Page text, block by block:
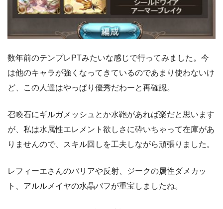
数年前のテンプレPTみたいな感じで行ってみました。今
は他のキャラが強くなってきているのであまり使わないけ
ど、この人達はやっぱり優秀だわーと再確認。
召喚石にギルガメッシュとか水鞄があれば楽だと思います
が、私は水属性エレメント欲しさに砕いちゃって在庫があ
りませんので、スキル回しを工夫しながら頑張りました。
レフィーエさんのバリアや反射、ジークの属性ダメカッ
ト、アルルメイヤの水晶バフが重宝しましたね。